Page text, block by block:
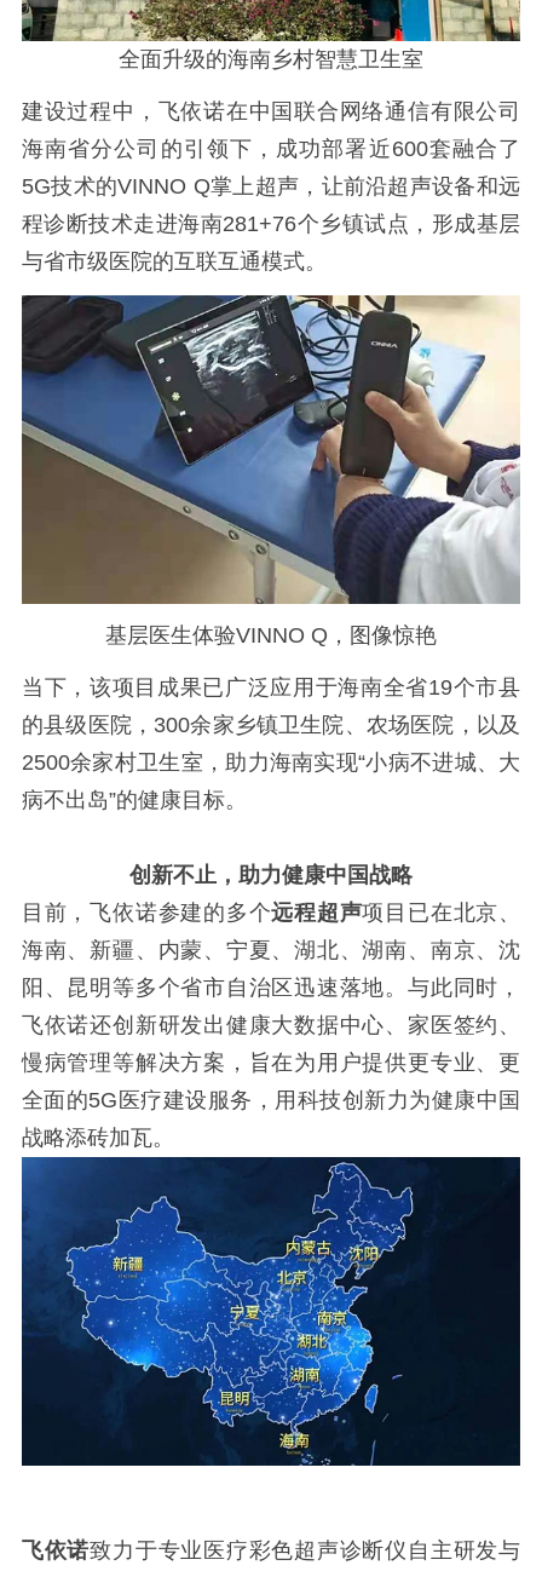
全面升级的海南乡村智慧卫生室
建设过程中，
飞依诺在中国联合网络通信有限公司
海南省分公司的引领下，成功部署近600套融合了
5G技术的VINNO Q掌上超声， 让前沿超声设备和远
程诊断技术走进海南281+76个乡镇试点，形成基层
与省市级医院的互联互通模式。
基层医生体验VINNO Q，图像惊艳
当下，该项目成果已广泛应用于海南全省19个市县
的县级医院，300余家乡镇卫生院、农场医院，以及
2500余家村卫生室，助力海南实现“小病不进城、大
病不出岛”的健康目标。
创新不止，助力健康中国战略
目前，飞依诺参建的多个远程超声项目已在北京、
海南、新疆、内蒙、宁夏、湖北、湖南、南京、沈
阳、昆明等多个省市自治区迅速落地。与此同时，
飞依诺还创新研发出健康大数据中心、家医签约、
慢病管理等解决方案，旨在为用户提供更专业、更
全面的5G医疗建设服务，用科技创新力为健康中国
战略添砖加瓦。
飞依诺致力于专业医疗彩色超声诊断仪自主研发与